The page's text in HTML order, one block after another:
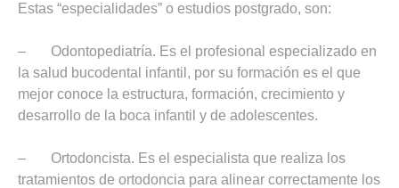
Estas “especialidades” o estudios postgrado, son:
– Odontopediatría. Es el profesional especializado en
la salud bucodental infantil, por su formación es el que
mejor conoce la estructura, formación, crecimiento y
desarrollo de la boca infantil y de adolescentes.
– Ortodoncista. Es el especialista que realiza los
tratamientos de ortodoncia para alinear correctamente los